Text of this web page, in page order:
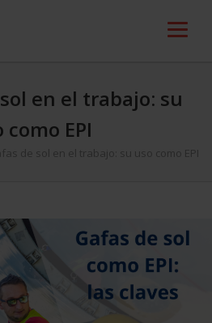
en el trabajo: su
como EPI
de sol en el trabajo: su uso como EPI